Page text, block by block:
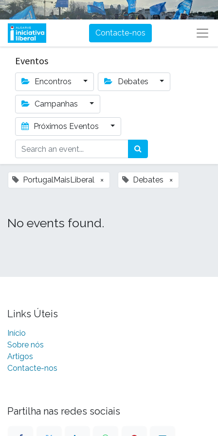
Contacte-nos
Eventos
Encontros Debates
Campanhas
Próximos Eventos
PortugalMaisLiberal × Debates ×
No events found.
Links Úteis
Início
Sobre nós
Artigos
Contacte-nos
Partilha nas redes sociais